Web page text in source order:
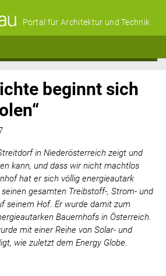
Portal für Architektur und Technik
beginnt sich
in Niederösterreich zeigt und
kann, und dass wir nicht machtlos
hat er sich völlig energieautark
gesamten Treibstoff-, Strom- und
seinem Hof. Er wurde damit zum
Bauernhofs in Österreich.
mit einer Reihe von Solar- und
wie zuletzt dem Energy Globe.